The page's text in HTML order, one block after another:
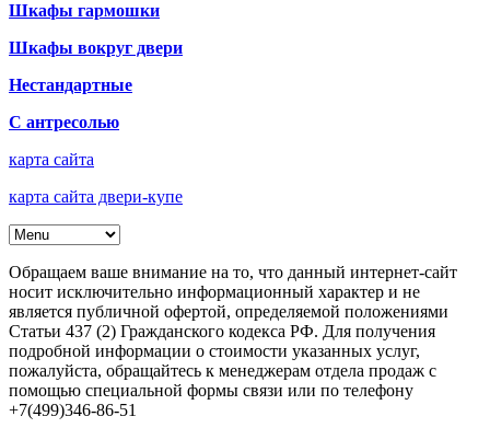
Шкафы гармошки
Шкафы вокруг двери
Нестандартные
С антресолью
карта сайта
карта сайта двери-купе
Обращаем ваше внимание на то, что данный интернет-сайт
носит исключительно информационный характер и не
является публичной офертой, определяемой положениями
Статьи 437 (2) Гражданского кодекса РФ. Для получения
подробной информации о стоимости указанных услуг,
пожалуйста, обращайтесь к менеджерам отдела продаж с
помощью специальной формы связи или по телефону
+7(499)346-86-51